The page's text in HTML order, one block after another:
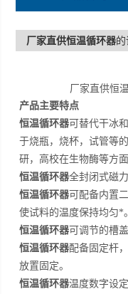
厂家直供恒温循环器的
厂家直供恒
产品主要特点
恒温循环器可替代干冰
于烧瓶，烧杯，试管等
研，高校在生物酶等方
恒温循环器全封闭式磁
恒温循环器可配备内置
使试料的温度保持均匀*。
恒温循环器可调节的槽
恒温循环器配备固定杆
放置固定。
恒温循环器温度数字设